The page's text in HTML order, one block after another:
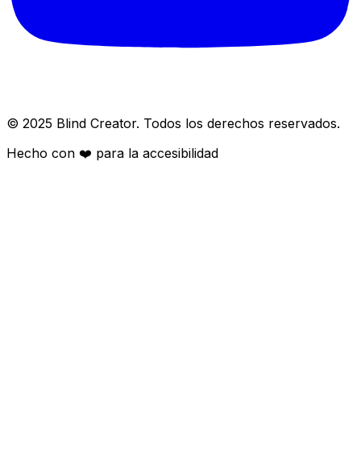
© 2025 Blind Creator. Todos los derechos reservados.
Hecho con ❤️ para la accesibilidad